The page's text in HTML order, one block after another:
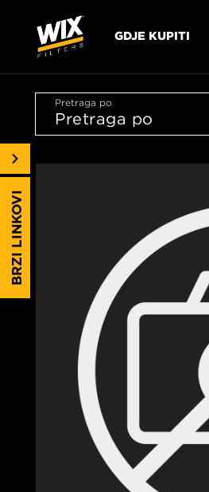
GDJE KUPITI
Pretraga po
BRZI LINKOVI